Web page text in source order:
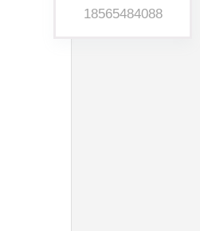
18565484088